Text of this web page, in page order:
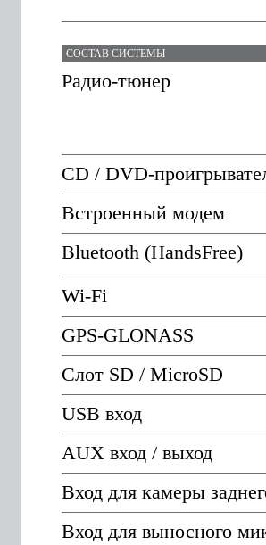
СОСТАВ СИСТЕМЫ
Радио-тюнер
CD / DVD-
Встроенный модем
Bluetooth (HandsFree)
Wi-Fi
GPS-GLONASS
Слот SD / MicroSD
USB вход
AUX вход / выход
Вход для камеры
Вход для выносного